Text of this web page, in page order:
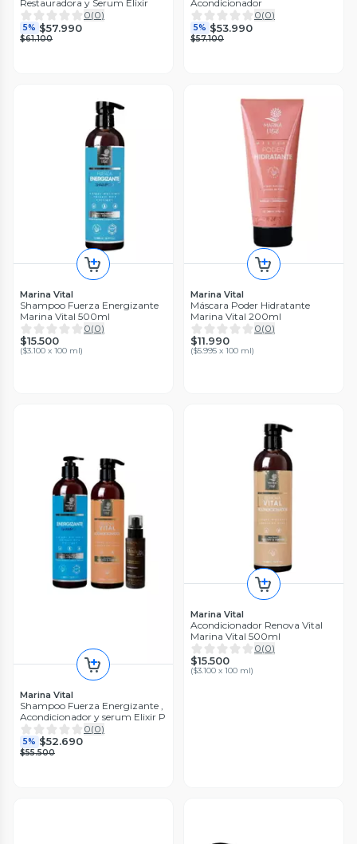
Restauradora y Serum Elixir
0(0)
5% $57.990
$61.100
Acondicionador
0(0)
5% $53.990
$57.100
Marina Vital
Shampoo Fuerza Energizante
Marina Vital 500ml
0(0)
$15.500
($3.100 x 100 ml)
Marina Vital
Máscara Poder Hidratante
Marina Vital 200ml
0(0)
$11.990
($5.995 x 100 ml)
Marina Vital
Shampoo Fuerza Energizante ,
Acondicionador y serum Elixir P
0(0)
5% $52.690
$55.500
Marina Vital
Acondicionador Renova Vital
Marina Vital 500ml
0(0)
$15.500
($3.100 x 100 ml)